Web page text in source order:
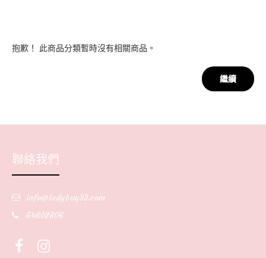
抱歉！ 此商品分類暫時沒有相關商品。
繼續
聯絡我們
info@ladybuy33.com
64602806